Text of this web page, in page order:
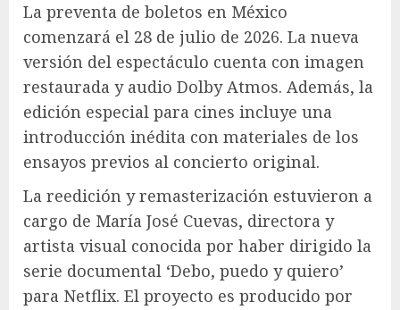
La preventa de boletos en México
comenzará el 28 de julio de 2026. La nueva
versión del espectáculo cuenta con imagen
restaurada y audio Dolby Atmos. Además, la
edición especial para cines incluye una
introducción inédita con materiales de los
ensayos previos al concierto original.
La reedición y remasterización estuvieron a
cargo de María José Cuevas, directora y
artista visual conocida por haber dirigido la
serie documental ‘Debo, puedo y quiero’
para Netflix. El proyecto es producido por